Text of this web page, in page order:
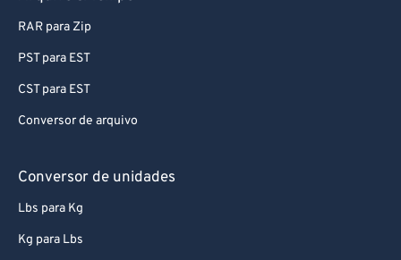
RAR para Zip
PST para EST
CST para EST
Conversor de arquivo
Conversor de unidades
Lbs para Kg
Kg para Lbs